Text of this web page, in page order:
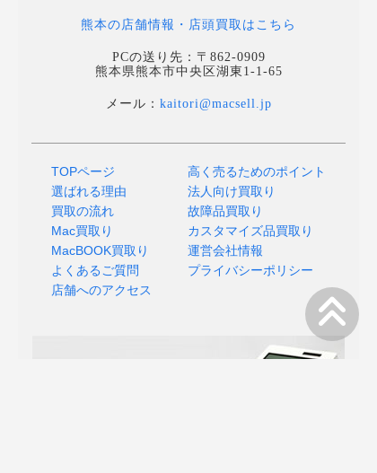
熊本の店舗情報・店頭買取はこちら
PCの送り先：〒862-0909
熊本県熊本市中央区湖東1-1-65
メール： kaitori@macsell.jp
TOPページ
選ばれる理由
買取の流れ
Mac買取り
MacBOOK買取り
よくあるご質問
店舗へのアクセス
高く売るためのポイント
法人向け買取り
故障品買取り
カスタマイズ品買取り
運営会社情報
プライバシーポリシー